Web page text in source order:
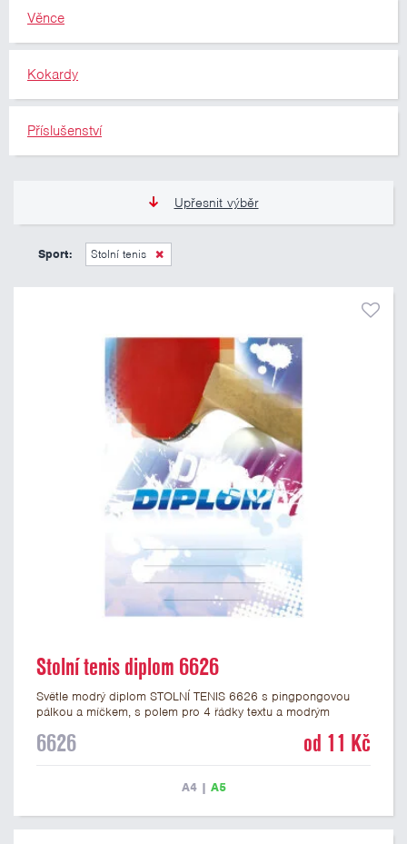
Věnce
Kokardy
Příslušenství
Upřesnit výběr
11 Kč
Sport: Stolní tenis
Stolní tenis diplom 6626
Světle modrý diplom STOLNÍ TENIS 6626 s pingpongovou
pálkou a míčkem, s polem pro 4 řádky textu a modrým
formátu A4 a A5. Papírový diplom s motivem STOLNÍ TENIS
6626 od 11 Kč
A4| A5